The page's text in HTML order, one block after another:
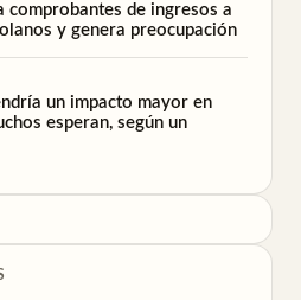
comprobantes de ingresos a
y genera preocupación
un impacto mayor en
esperan, según un